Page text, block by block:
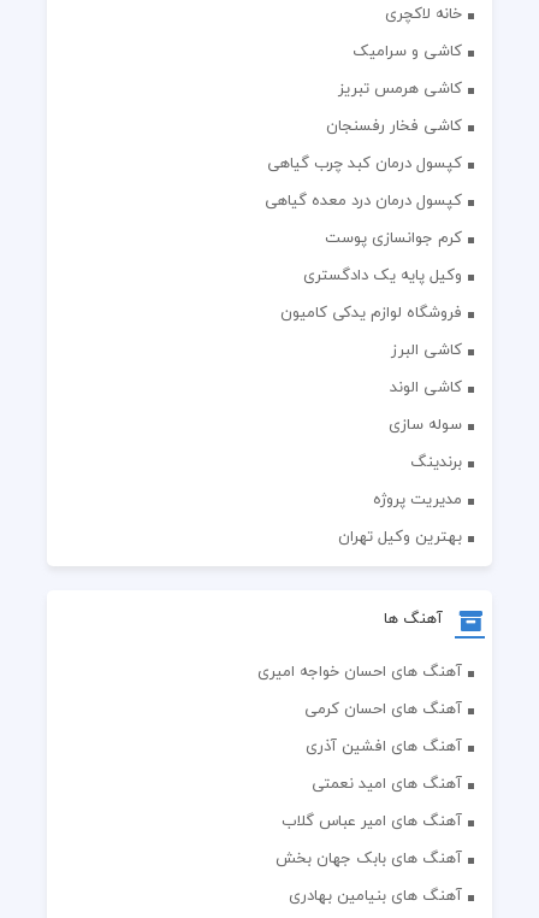
خانه لاکچری
کاشی و سرامیک
کاشی هرمس تبریز
کاشی فخار رفسنجان
کپسول درمان کبد چرب گیاهی
کپسول درمان درد معده گیاهی
کرم جوانسازی پوست
وکیل پایه یک دادگستری
فروشگاه لوازم یدکی کامیون
کاشی البرز
کاشی الوند
سوله سازی
برندینگ
مدیریت پروژه
بهترین وکیل تهران
آهنگ ها
آهنگ های احسان خواجه امیری
آهنگ های احسان کرمی
آهنگ های افشین آذری
آهنگ های امید نعمتی
آهنگ های امیر عباس گلاب
آهنگ های بابک جهان بخش
آهنگ های بنیامین بهادری